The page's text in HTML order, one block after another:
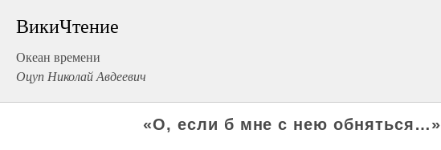
ВикиЧтение
Океан времени
Оцуп Николай Авдеевич
«О, если б мне с нею обняться…»